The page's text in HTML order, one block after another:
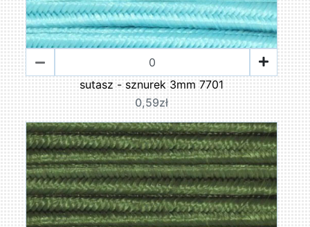
sutasz - sznurek 3mm 7701
0,59zł